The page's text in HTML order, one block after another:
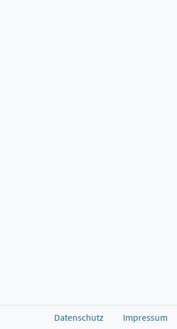
Datenschutz Impressum